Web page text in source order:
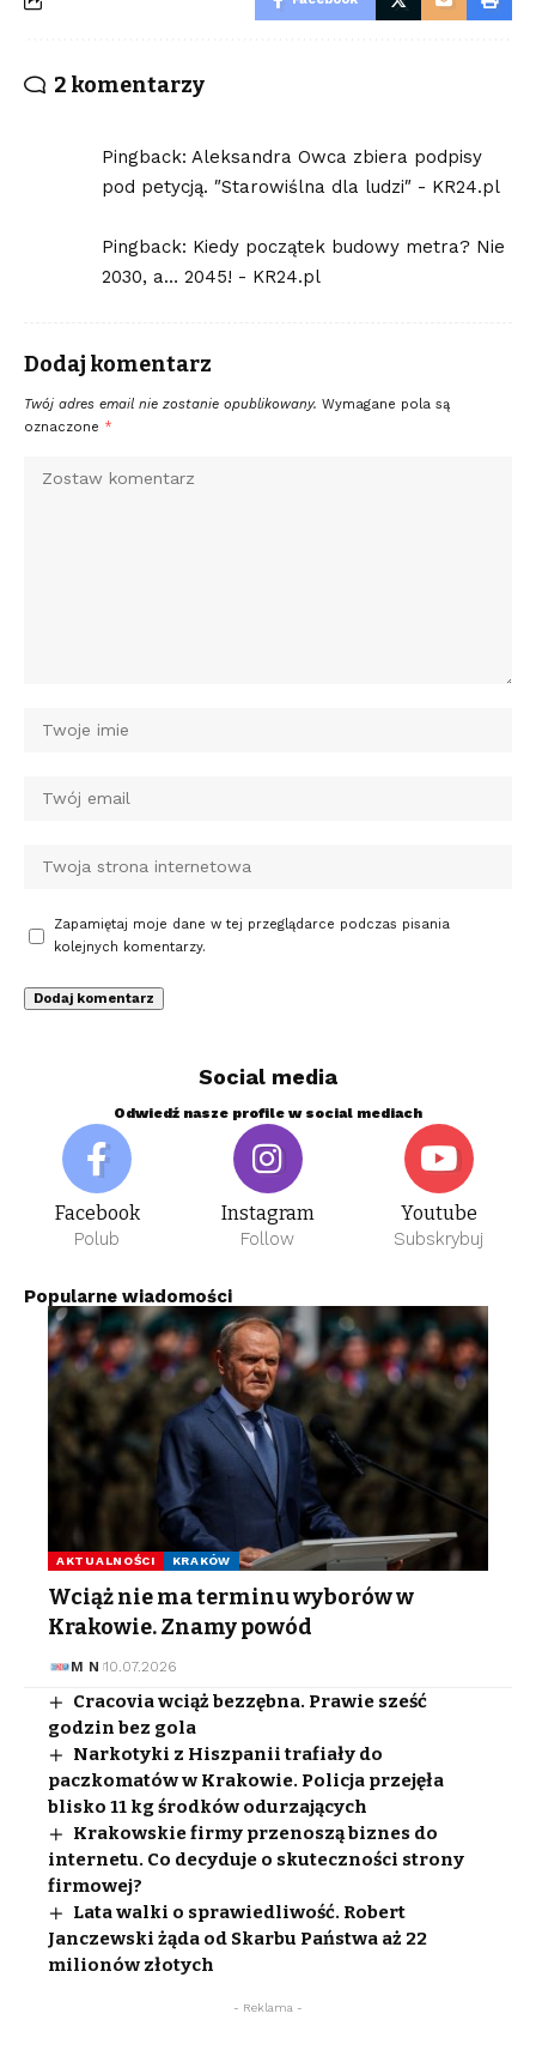
2 komentarzy
Pingback: Aleksandra Owca zbiera podpisy
pod petycją. ″Starowiślna dla ludzi″ - KR24.pl
Pingback: Kiedy początek budowy metra? Nie
2030, a… 2045! - KR24.pl
Dodaj komentarz
Twój adres email nie zostanie opublikowany. Wymagane pola są
oznaczone *
Zapamiętaj moje dane w tej przeglądarce podczas pisania
kolejnych komentarzy.
Social media
Odwiedź nasze profile w social mediach
Facebook
Polub
Instagram
Follow
Youtube
Subskrybuj
Popularne wiadomości
AKTUALNOŚCI KRAKÓW
Wciąż nie ma terminu wyborów w
Krakowie. Znamy powód
M N 10.07.2026
Cracovia wciąż bezzębna. Prawie sześć
godzin bez gola
Narkotyki z Hiszpanii trafiały do
paczkomatów w Krakowie. Policja przejęła
blisko 11 kg środków odurzających
Krakowskie firmy przenoszą biznes do
internetu. Co decyduje o skuteczności strony
firmowej?
Lata walki o sprawiedliwość. Robert
Janczewski żąda od Skarbu Państwa aż 22
milionów złotych
- Reklama -